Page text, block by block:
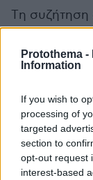
Protothema -
Information
If you wish to
processing of
targeted
section to
opt-out request
interest-based
Tη συζήτηση